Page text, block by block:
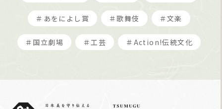
＃あをによし賞 ＃歌舞伎 ＃文楽
＃国立劇場 ＃工芸 ＃Action!伝統文化